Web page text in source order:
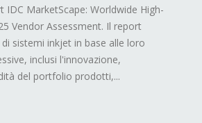
IDC MarketScape: Worldwide High-
Vendor Assessment. Il report
sistemi inkjet in base alle loro
inclusi l'innovazione,
del portfolio prodotti,...